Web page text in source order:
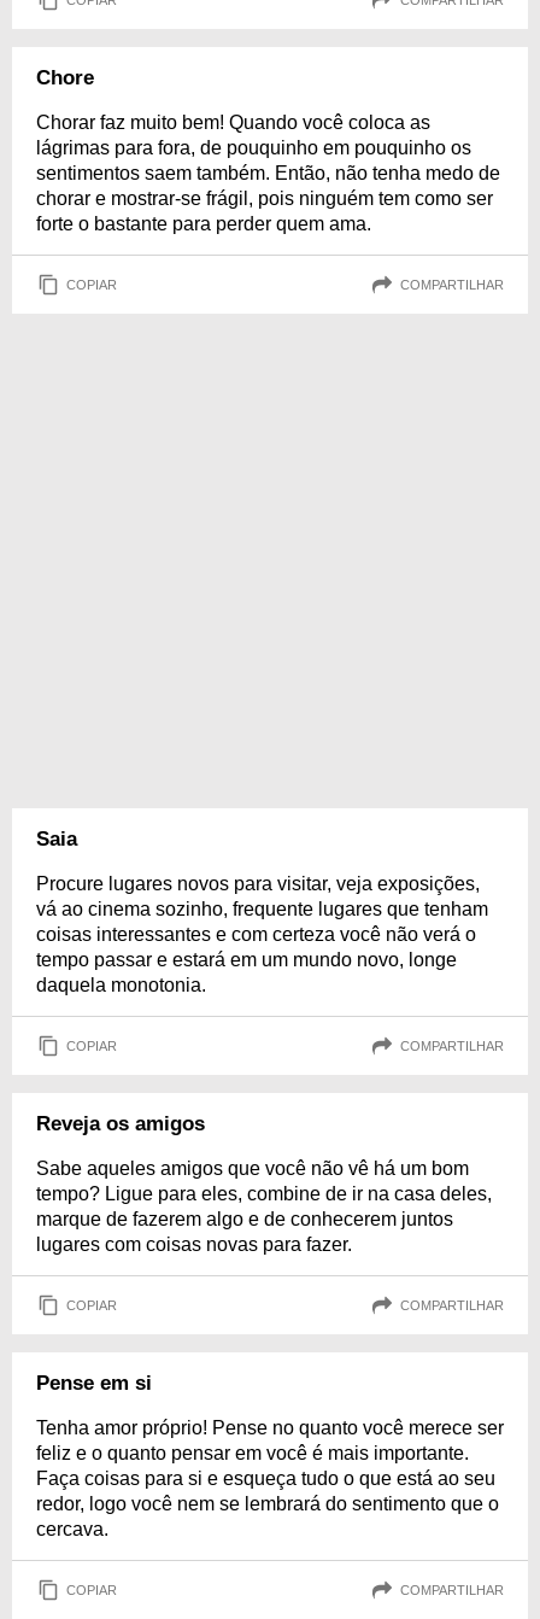
Chore
Chorar faz muito bem! Quando você coloca as
lágrimas para fora, de pouquinho em pouquinho os
sentimentos saem também. Então, não tenha medo de
chorar e mostrar-se frágil, pois ninguém tem como ser
forte o bastante para perder quem ama.
COPIAR COMPARTILHAR
Saia
Procure lugares novos para visitar, veja exposições,
vá ao cinema sozinho, frequente lugares que tenham
coisas interessantes e com certeza você não verá o
tempo passar e estará em um mundo novo, longe
daquela monotonia.
COPIAR COMPARTILHAR
Reveja os amigos
Sabe aqueles amigos que você não vê há um bom
tempo? Ligue para eles, combine de ir na casa deles,
marque de fazerem algo e de conhecerem juntos
lugares com coisas novas para fazer.
COPIAR COMPARTILHAR
Pense em si
Tenha amor próprio! Pense no quanto você merece ser
feliz e o quanto pensar em você é mais importante.
Faça coisas para si e esqueça tudo o que está ao seu
redor, logo você nem se lembrará do sentimento que o
cercava.
COPIAR COMPARTILHAR